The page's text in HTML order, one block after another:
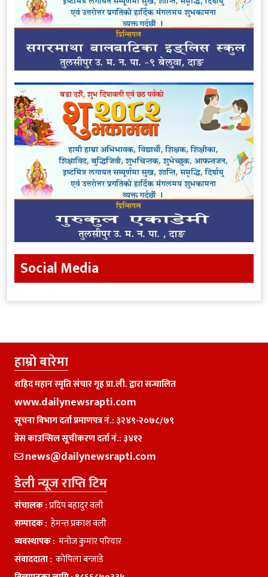
Social Media
हाम्राे बारेमा
शहिद महान स्मृति संचार गृह प्रा.ली. द्वारा सन्चालित
www.dailynewsrapti.com
सूचना विभाग दर्ता प्रमाणपत्र नं.: ३२४९-२०७८/७९
प्रेस काउन्सिल सूचीकरण दर्ता नं.: ३४१२
news@dailynewsrapti.com
डेली न्यूज राप्ति टिम
संचालक :प्रदिप बहादुर वली
सम्पादक : हेमन्त प्रकाश वली
व्यवस्थापक : मनाेज कुमार परियार
संवाददाता : काेपिला बन्जाडे